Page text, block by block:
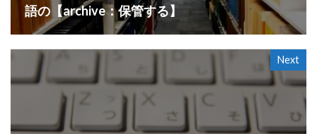
語の【archive：保管する】
Next